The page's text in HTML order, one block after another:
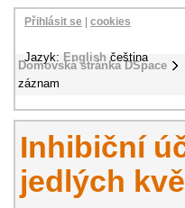
Domovská stránka DSpace
záznam
Přihlásit se cookies
Jazyk: English čeština
Inhibiční
jedlých